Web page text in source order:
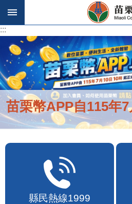
跳到主要內容區塊
:::
苗栗幣APP自115年
縣民熱線1999